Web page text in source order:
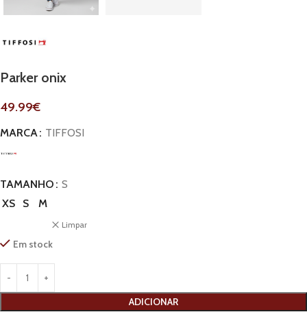
Parker onix
49.99€
MARCA TIFFOSI
TAMANHO
S
XS
S M
Limpar
Em stock
ADICIONAR